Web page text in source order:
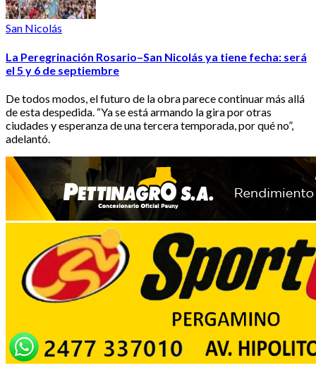
San Nicolás
La Peregrinación Rosario–San Nicolás ya tiene fecha: será
el 5 y 6 de septiembre
De todos modos, el futuro de la obra parece continuar más allá
de esta despedida. “Ya se está armando la gira por otras
ciudades y esperanza de una tercera temporada, por qué no”,
adelantó.